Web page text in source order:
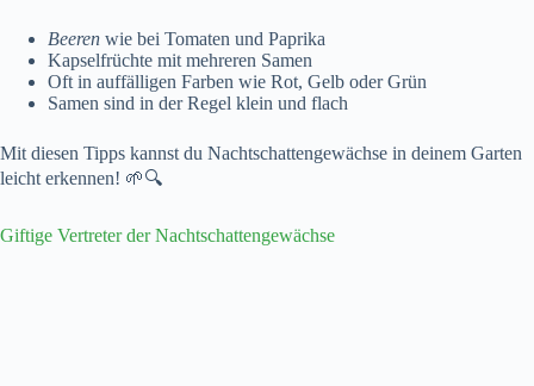
Beeren wie bei Tomaten und Paprika
Kapselfrüchte mit mehreren Samen
Oft in auffälligen Farben wie Rot, Gelb oder Grün
Samen sind in der Regel klein und flach
Mit diesen Tipps kannst du Nachtschattengewächse in deinem Garten
leicht erkennen! 🌱🔍
Giftige Vertreter der Nachtschattengewächse